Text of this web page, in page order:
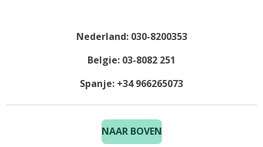
Nederland: 030-8200353
Belgie: 03-8082 251
Spanje: +34 966265073
NAAR BOVEN